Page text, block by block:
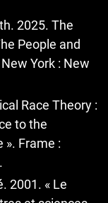
2025. The
People and
York : New
Race Theory :
to the
». Frame :
2001. « Le